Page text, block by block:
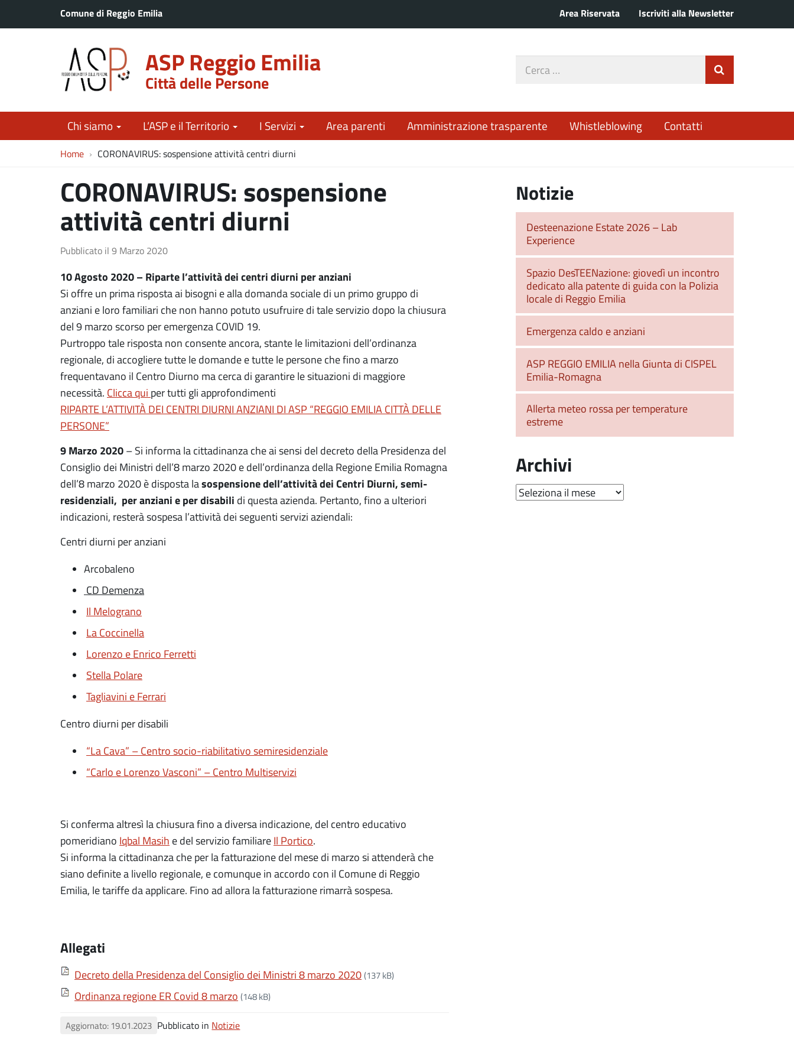
Comune di Reggio Emilia Area Riservata Iscriviti alla Newsletter
ASP Reggio Emilia
Città delle Persone
Cerca
Chi siamo L’ASP e il Territorio I Servizi Area parenti Amministrazione trasparente Whistleblowing Contatti
Home CORONAVIRUS: sospensione attività centri diurni
CORONAVIRUS: sospensione
attività centri diurni
Pubblicato il 9 Marzo 2020
10 Agosto 2020 – Riparte l’attività dei centri diurni per anziani
Si offre un prima risposta ai bisogni e alla domanda sociale di un primo gruppo di
anziani e loro familiari che non hanno potuto usufruire di tale servizio dopo la chiusura
del 9 marzo scorso per emergenza COVID 19.
Purtroppo tale risposta non consente ancora, stante le limitazioni dell’ordinanza
regionale, di accogliere tutte le domande e tutte le persone che fino a marzo
frequentavano il Centro Diurno ma cerca di garantire le situazioni di maggiore
necessità. Clicca qui per tutti gli approfondimenti
RIPARTE L’ATTIVITÀ DEI CENTRI DIURNI ANZIANI DI ASP “REGGIO EMILIA CITTÀ DELLE
PERSONE”
9 Marzo 2020 – Si informa la cittadinanza che ai sensi del decreto della Presidenza del
Consiglio dei Ministri dell’8 marzo 2020 e dell’ordinanza della Regione Emilia Romagna
dell’8 marzo 2020 è disposta lasospensione dell’attività dei Centri Diurni, semi-
residenziali, per anziani e per disabili di questa azienda. Pertanto, fino a ulteriori
indicazioni, resterà sospesa l’attività dei seguenti servizi aziendali:
Centri diurni per anziani
Arcobaleno
CD Demenza
Il Melograno
La Coccinella
Lorenzo e Enrico Ferretti
Stella Polare
Tagliavini e Ferrari
Centro diurni per disabili
“La Cava” – Centro socio-riabilitativo semiresidenziale
“Carlo e Lorenzo Vasconi” – Centro Multiservizi
Si conferma altresì la chiusura fino a diversa indicazione, del centro educativo
pomeridiano Iqbal Masih e del servizio familiare Il Portico.
Si informa la cittadinanza che per la fatturazione del mese di marzo si attenderà che
siano definite a livello regionale, e comunque in accordo con il Comune di Reggio
Emilia, le tariffe da applicare. Fino ad allora la fatturazione rimarrà sospesa.
Allegati
Decreto della Presidenza del Consiglio dei Ministri 8 marzo 2020(137 kB)
Ordinanza regione ER Covid 8 marzo (148 kB)
Aggiornato: 19.01.2023 Pubblicato in Notizie
Notizie
Desteenazione Estate 2026 – Lab
Experience
Spazio DesTEENazione: giovedì un incontro
dedicato alla patente di guida con la Polizia
locale di Reggio Emilia
Emergenza caldo e anziani
ASP REGGIO EMILIA nella Giunta di CISPEL
Emilia-Romagna
Allerta meteo rossa per temperature
estreme
Archivi
Archivi